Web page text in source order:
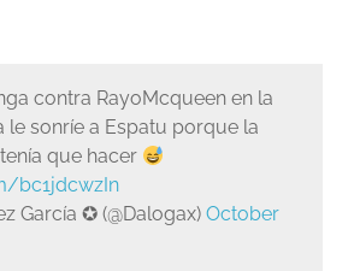
contra RayoMcqueen en la
le sonríe a Espatu porque la
que hacer
bc1jdcwzIn
García ✪ (@Dalogax) October